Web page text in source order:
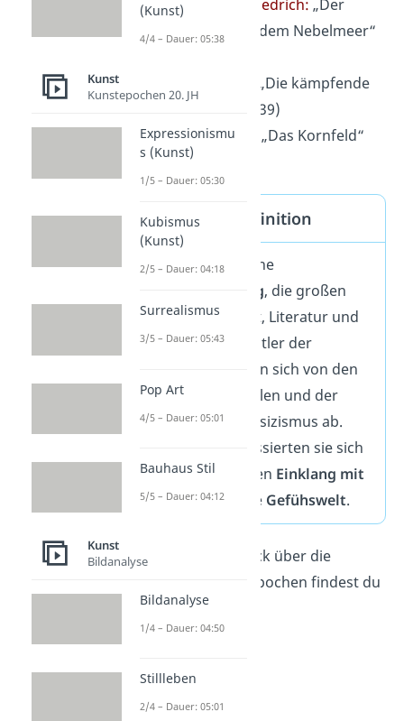
Caspar David Friedrich: „Der
Wanderer über dem Nebelmeer“
„Die kämpfende
Termeraire“ (1839)
John Constable:
„Das Kornfeld“
(1826)
Romantik – Definition
Die Romatik ist eine
Geistesbewegung, die großen
Einfluss auf Kunst, Literatur und
Musik hatte. Künstler der
Romantik wandten sich von den
ästhetischen Idealen und der
Vernunft des Klassizismus ab.
Stattdessen fokussierten sie sich
auf dasInnere , den Einklang mit
der Naturund die Gefühswelt.
Tipp:
Einen Überblick über die
wichtigsten Kunstepochen findest du
hier.
(Kunst)
4/4 – Dauer: 05:38
Kunst
Kunstepochen 20. JH
Expressionismu
s (Kunst)
1/5 – Dauer: 05:30
Kubismus
(Kunst)
2/5 – Dauer: 04:18
Surrealismus
3/5 – Dauer: 05:43
Pop Art
4/5 – Dauer: 05:01
Bauhaus Stil
5/5 – Dauer: 04:12
Kunst
Bildanalyse
Bildanalyse
1/4 – Dauer: 04:50
Stillleben
2/4 – Dauer: 05:01